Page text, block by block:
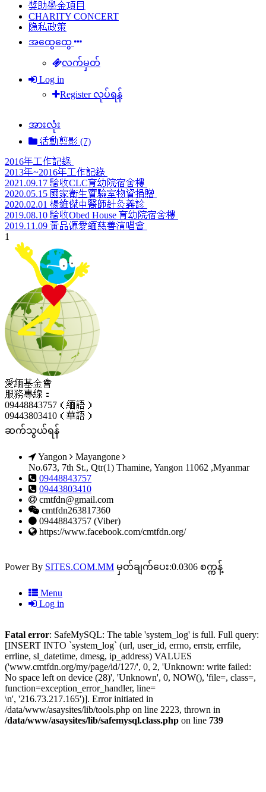
獎助學金項目
CHARITY CONCERT
隐私政策
အထွေထွေ
လက်မှတ်
Log in
Register လုပ်ရန်
အားလုံး
活動剪影 (7)
2016年工作記錄
2013年~2016年工作記錄
2021.09.17 驗收CLC育幼院宿舍樓
2020.05.15 國家衛生實驗室物資捐贈
2020.02.01 楊維傑中醫師針灸義診
2019.08.10 驗收Obed House 育幼院宿舍樓
2019.11.09 黃品源愛緬慈善演唱會
1
愛緬基金會
服務專線：
09448843757（緬語）
09443803410（華語）
ဆက်သွယ်ရန်
Yangon
Mayangone
No.673, 7th St., Qtr(1) Thamine, Yangon 11062 ,Myanmar
09448843757
09443803410
cmtfdn@gmail.com
cmtfdn263817360
09448843757 (Viber)
https://www.facebook.com/cmtfdn.org/
Power By SITES.COM.MM မှတ်ချက်ပေး:0.0306 စက္ကန့်
Menu
Log in
Fatal error: SafeMySQL: The table 'system_log' is full. Full query:
[INSERT INTO `system_log` (url, user_id, errno, errstr, errfile,
errline, sl_datetime, dmesg, ip_address) VALUES
('www.cmtfdn.org/my/page/id/127/', 0, 2, 'Unknown: write failed:
No space left on device (28)', 'Unknown', 0, NOW(), 'file=, class=,
function=exception_error_handler, line=
\n', '216.73.217.165')]. Error initiated in
/data/www/asaysites/lib/tools.php on line 2223, thrown in
/data/www/asaysites/lib/safemysql.class.php on line 739